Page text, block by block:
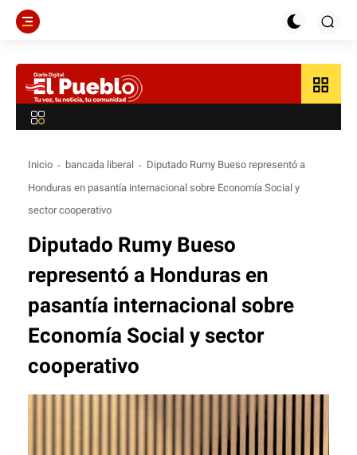
grid_view
Inicio bancada liberal
Diputado Rumy Bueso representó a
Honduras en pasantía internacional sobre Economía Social y
sector cooperativo
Diputado Rumy Bueso
representó a Honduras en
pasantía internacional sobre
Economía Social y sector
cooperativo